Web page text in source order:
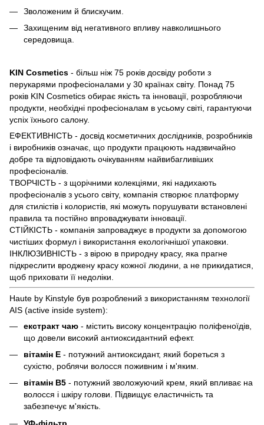
Зволоженим й блискучим.
Захищеним від негативного впливу навколишнього
середовища.
KIN Cosmetics - більш ніж 75 років досвіду роботи з
перукарями професіоналами у 30 країнах світу. Понад 75
років KIN Cosmetics обирає якість та інновації, розробляючи
продукти, необхідні професіоналам в усьому світі, гарантуючи
успіх їхнього салону.
ЕФЕКТИВНІСТЬ - досвід косметичних дослідників, розробників
і виробників означає, що продукти працюють надзвичайно
добре та відповідають очікуванням найвибагливіших
професіоналів.
ТВОРЧІСТЬ - з щорічними колекціями, які надихають
професіоналів з усього світу, компанія створює платформу
для стилістів і колористів, які можуть порушувати встановлені
правила та постійно впроваджувати інновації.
СТІЙКІСТЬ - компанія запроваджує в продукти за допомогою
чистіших формул і використання екологічнішої упаковки.
ІНКЛЮЗИВНІСТЬ - з вірою в природну красу, яка прагне
підкреслити вроджену красу кожної людини, а не прикидатися,
щоб приховати її недоліки.
Haute by Kinstyle був розроблений з використанням технології
AIS (active inside system):
екстракт чаю - містить високу концентрацію поліфеноїдів,
що довели високий антиоксидантний ефект.
вітамін Е - потужний антиоксидант, який бореться з
сухістю, роблячи волосся поживним і м'яким.
вітамін В5 - потужний зволожуючий крем, який впливає на
волосся і шкіру голови. Підвищує еластичність та
забезпечує м'якість.
УФ-фільтр